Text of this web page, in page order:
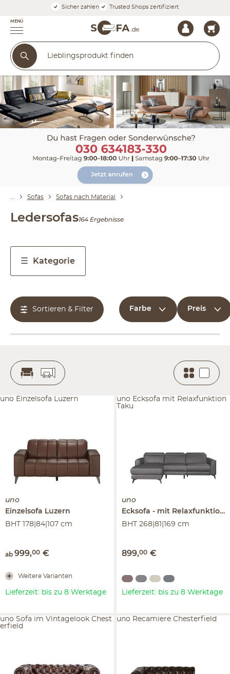
Sicher zahlen Trusted Shops zertifiziert
MENÜ
Sofas Sofas nach Material
Ledersofas164 Ergebnisse
Kategorie
Sortieren & Filter Farbe Preis
uno
Einzelsofa Luzern
BHT 178|84|107 cm
ab 999,00 €
uno Einzelsofa Luzern
Weitere Varianten
Lieferzeit: bis zu 8 Werktage
uno
Ecksofa
mit Relaxfunktion
BHT 268|81|169 cm
899,00 €
uno Ecksofa mit Relaxfunktion
Taku
Lieferzeit: bis zu 8 Werktage
uno Sofa im Vintagelook Chest
erfield
uno Recamiere Chesterfield